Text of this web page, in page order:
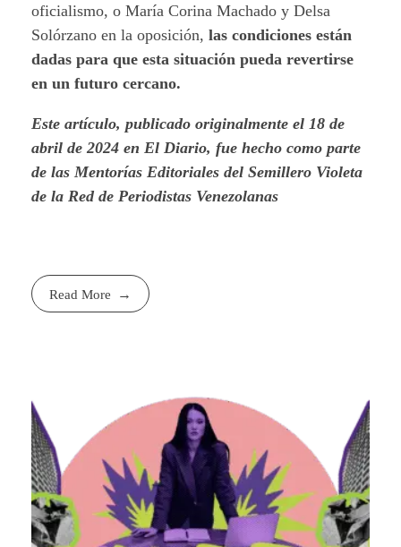
oficialismo, o María Corina Machado y Delsa
Solórzano en la oposición, las condiciones están
dadas para que esta situación pueda revertirse
en un futuro cercano.
Este artículo, publicado originalmente el 18 de
abril de 2024 en El Diario, fue hecho como parte
de las Mentorías Editoriales del Semillero Violeta
de la Red de Periodistas Venezolanas
Read More